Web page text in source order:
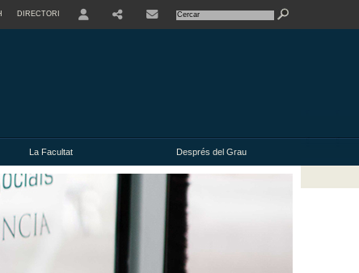
DIRECTORI
La Facultat Després del Grau